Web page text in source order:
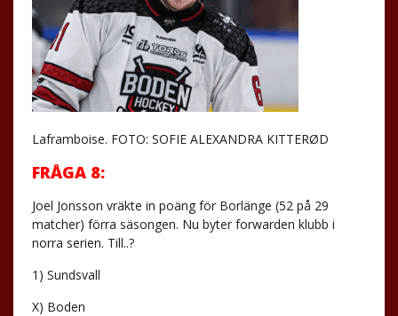
Laframboise. FOTO: SOFIE ALEXANDRA KITTERØD
FRÅGA 8:
Joel Jonsson vräkte in poäng för Borlänge (52 på 29
matcher) förra säsongen. Nu byter forwarden klubb i
norra serien. Till..?
1) Sundsvall
X) Boden